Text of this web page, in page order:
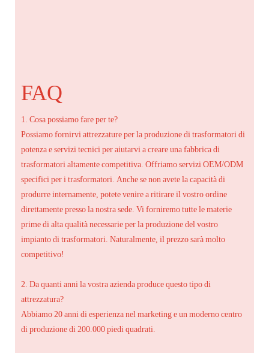
FAQ
1. Cosa possiamo fare per te?
Possiamo fornirvi attrezzature per la produzione di trasformatori di
potenza e servizi tecnici per aiutarvi a creare una fabbrica di
trasformatori altamente competitiva. Offriamo servizi OEM/ODM
specifici per i trasformatori. Anche se non avete la capacità di
produrre internamente, potete venire a ritirare il vostro ordine
direttamente presso la nostra sede. Vi forniremo tutte le materie
prime di alta qualità necessarie per la produzione del vostro
impianto di trasformatori. Naturalmente, il prezzo sarà molto
competitivo!
2. Da quanti anni la vostra azienda produce questo tipo di
attrezzatura?
Abbiamo 20 anni di esperienza nel marketing e un moderno centro
di produzione di 200.000 piedi quadrati.